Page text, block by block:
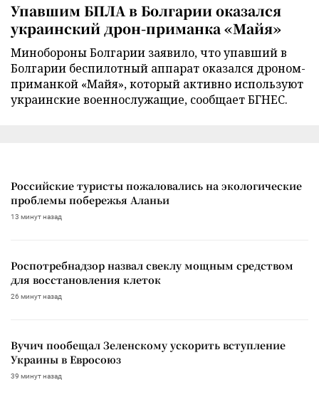
Упавшим БПЛА в Болгарии оказался
украинский дрон-приманка «Майя»
Минобороны Болгарии заявило, что упавший в
Болгарии беспилотный аппарат оказался дроном-
приманкой «Майя», который активно используют
украинские военнослужащие, сообщает БГНЕС.
Российские туристы пожаловались на экологические
проблемы побережья Аланьи
13 минут назад
Роспотребнадзор назвал свеклу мощным средством
для восстановления клеток
26 минут назад
Вучич пообещал Зеленскому ускорить вступление
Украины в Евросоюз
39 минут назад